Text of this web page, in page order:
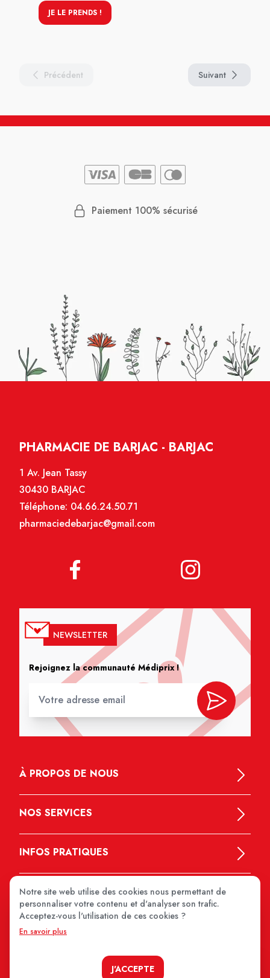
JE LE PRENDS !
Précédent Suivant
Paiement 100% sécurisé
PHARMACIE DE BARJAC - BARJAC
1 Av. Jean Tassy
30430 BARJAC
Téléphone: 04.66.24.50.71
pharmaciedebarjac@gmail.com
NEWSLETTER
Rejoignez la communauté Médiprix !
À PROPOS DE NOUS
NOS SERVICES
INFOS PRATIQUES
Notre site web utilise des cookies nous permettant de
personnaliser votre contenu et d'analyser son trafic.
Acceptez-vous l'utilisation de ces cookies ?
En savoir plus
J'ACCEPTE